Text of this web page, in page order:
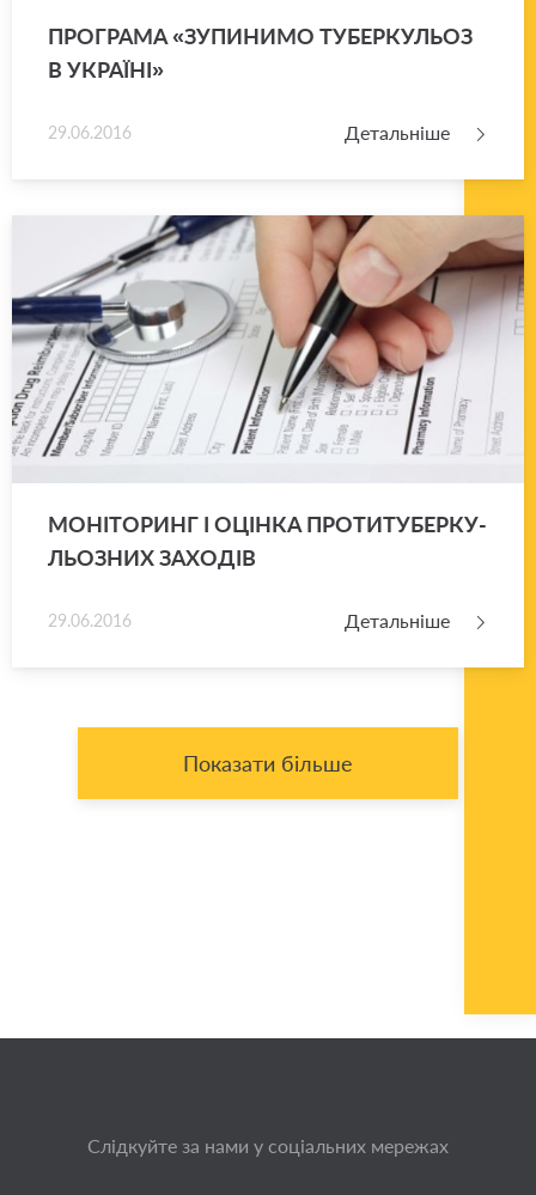
ПРО­ГРА­МА «ЗУ­ПИ­НИ­МО ТУ­БЕР­КУ­ЛЬОЗ
В УКРА­Ї­НІ»
29.06.2016 Детальніше
МО­НІ­ТО­РИНГ І ОЦІН­КА ПРО­ТИ­ТУ­БЕР­КУ­
ЛЬО­ЗНИХ ЗА­ХО­ДІВ
29.06.2016 Детальніше
Показати більше
Слідкуйте за нами у соціальних мережах